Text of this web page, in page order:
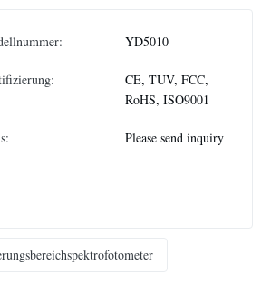
YD5010
CE, TUV, FCC,
RoHS, ISO9001
Please send inquiry